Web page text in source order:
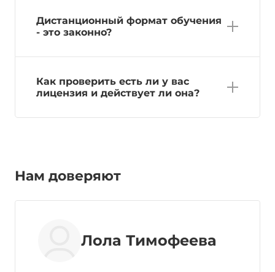
Дистанционный формат обучения
- это законно?
Как проверить есть ли у вас
лицензия и действует ли она?
Нам доверяют
Лола Тимофеева